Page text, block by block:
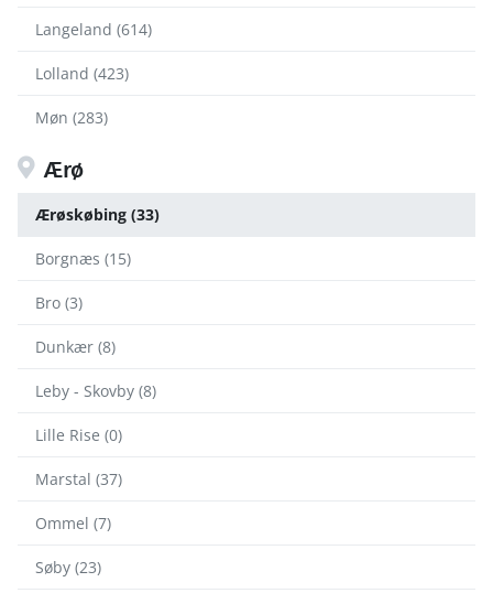
Langeland (614)
Lolland (423)
Møn (283)
Ærø
Ærøskøbing (33)
Borgnæs (15)
Bro (3)
Dunkær (8)
Leby - Skovby (8)
Lille Rise (0)
Marstal (37)
Ommel (7)
Søby (23)